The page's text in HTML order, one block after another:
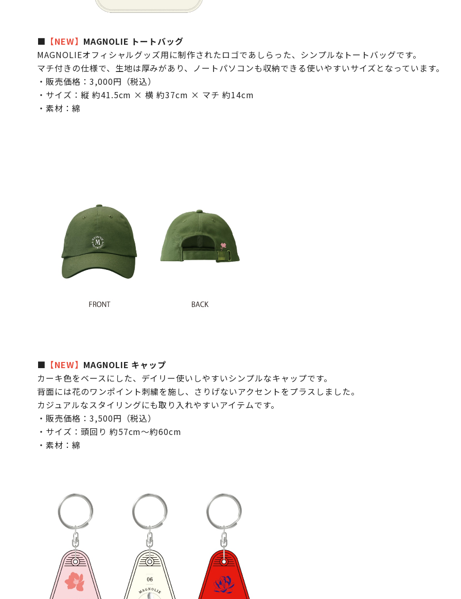
■ 【NEW】 MAGNOLIE トートバッグ
MAGNOLIEオフィシャルグッズ用に制作されたロゴであしらった、シンプルなトートバッグです。
マチ付きの仕様で、生地は厚みがあり、ノートパソコンも収納できる使いやすいサイズとなっています。
・販売価格：3,000円（税込）
・サイズ：縦 約41.5cm × 横 約37cm × マチ 約14cm
・素材：綿
■ 【NEW】 MAGNOLIE キャップ
カーキ色をベースにした、デイリー使いしやすいシンプルなキャップです。
背面には花のワンポイント刺繍を施し、さりげないアクセントをプラスしました。
カジュアルなスタイリングにも取り入れやすいアイテムです。
・販売価格：3,500円（税込）
・サイズ：頭回り 約57cm～約60cm
・素材：綿